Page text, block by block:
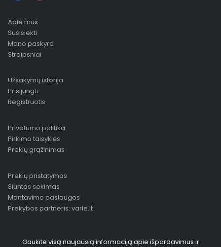
Apie mus
Susisiekti
Mano paskyra
Straipsniai
Užsakymų istorija
Prisijungti
Registruotis
Privatumo politika
Pirkimo taisyklės
Prekių grąžinimas
Prekių pristatymas
Siuntos sekimas
Montavimo paslaugos
Prekybos partneris: varle.lt
Gaukite visą naujausią informaciją apie išpardavimus ir